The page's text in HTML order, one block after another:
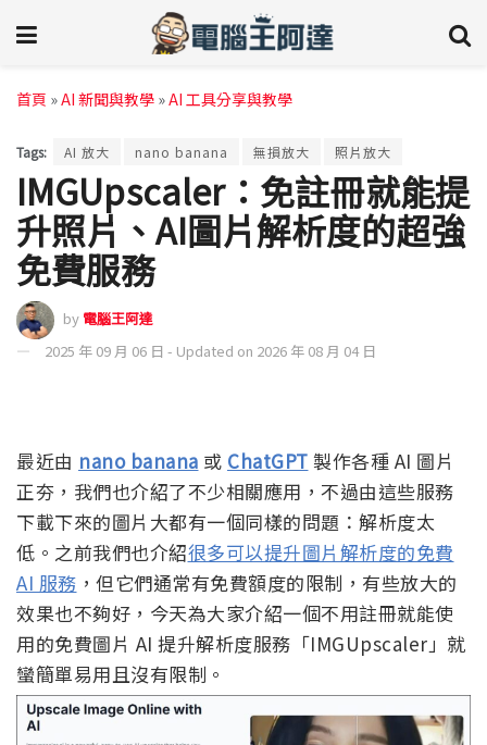
首頁 »AI 新聞與教學 »AI 工具分享與教學
Tags: AI 放大 nano banana 無損放大 照片放大
IMGUpscaler：免註冊就能提
升照片、AI圖片解析度的超強
免費服務
by 電腦王阿達
2025 年 09 月 06 日 - Updated on 2026 年 08 月 04 日
最近由 nano banana 或 ChatGPT 製作各種 AI 圖片
正夯，我們也介紹了不少相關應用，不過由這些服務
下載下來的圖片大都有一個同樣的問題：解析度太
低。之前我們也介紹很多可以提升圖片解析度的免費
AI 服務 ，但它們通常有免費額度的限制，有些放大的
效果也不夠好，今天為大家介紹一個不用註冊就能使
用的免費圖片 AI 提升解析度服務「IMGUpscaler」就
蠻簡單易用且沒有限制。